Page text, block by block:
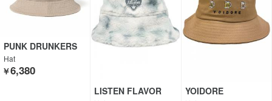
PUNK DRUNKERS
Hat
￥6,380
LISTEN FLAVOR YOIDORE